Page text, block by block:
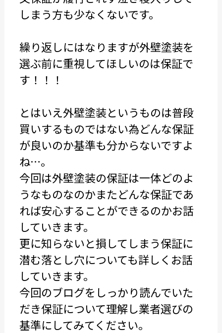
しまう方も少なくないです。
繰り返しにはなりますが外壁塗装を
選ぶ前に重視してほしいのは保証で
す！！！
とはいえ外壁塗装というものは普段
買いするものではない為どんな保証
が良いのか基準も分からないですよ
ね…。
今回は外壁塗装の保証は一体どのよ
うなものなのかまたどんな保証であ
れば安心することができるのかお話
していきます。
更に知らないと損してしまう保証に
潜む落とし穴についても詳しくお話
していきます。
今回のブログをしっかり読んでいた
だき保証について理解し業者選びの
基準にしてみてください。